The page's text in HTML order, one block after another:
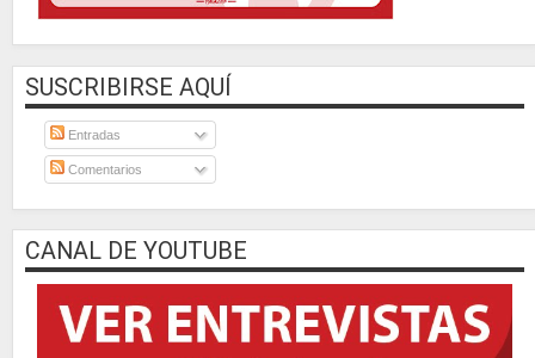
SUSCRIBIRSE AQUÍ
Entradas
Comentarios
CANAL DE YOUTUBE